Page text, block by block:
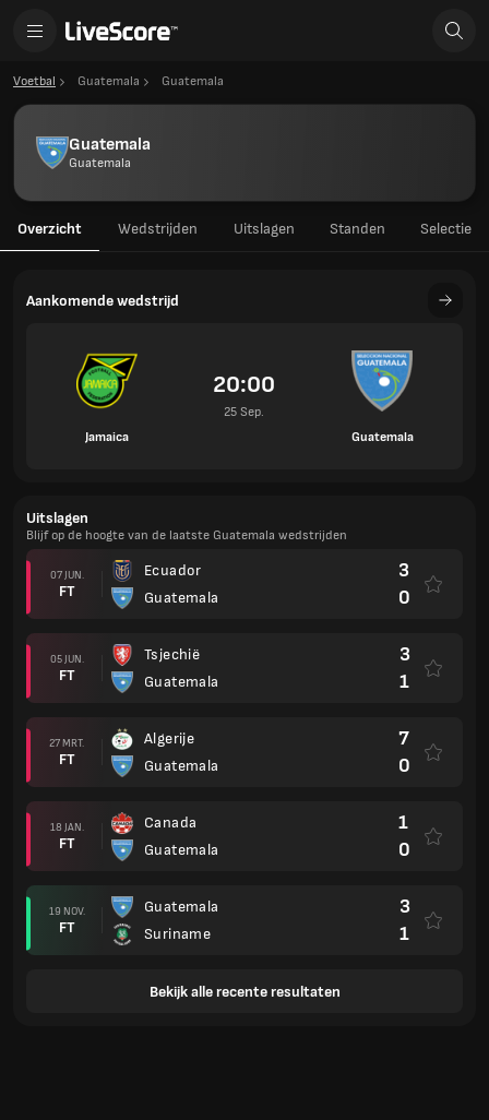
Voetbal Guatemala Guatemala
Guatemala
Guatemala
Overzicht Wedstrijden Uitslagen Standen Selectie
Aankomende wedstrijd
Jamaica
20:00
25 Sep.
Guatemala
Uitslagen
Blijf op de hoogte van de laatste Guatemala wedstrijden
07 JUN.
FT
Ecuador
Guatemala
3
0
05 JUN.
FT
Tsjechië
Guatemala
3
1
27 MRT.
FT
Algerije
Guatemala
7
0
18 JAN.
FT
Canada
Guatemala
1
0
19 NOV.
FT
Guatemala
Suriname
3
1
Bekijk alle recente resultaten